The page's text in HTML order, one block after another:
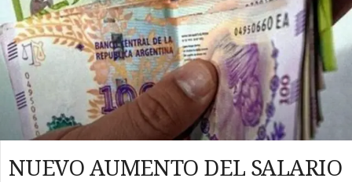
NUEVO AUMENTO DEL SALARIO